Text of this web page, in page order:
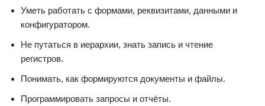
Уметь работать с формами, реквизитами, данными и
конфигуратором.
Не путаться в иерархии, знать запись и чтение
регистров.
Понимать, как формируются документы и файлы.
Программировать запросы и отчёты.